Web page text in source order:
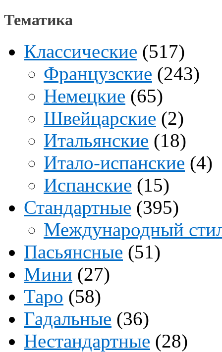
Тематика
Классические (517)
Французские (243)
Немецкие (65)
Швейцарские (2)
Итальянские (18)
Итало-испанские (4)
Испанские (15)
Стандартные (395)
Международный
Пасьянсные (51)
Мини (27)
Таро (58)
Гадальные (36)
Нестандартные (28)